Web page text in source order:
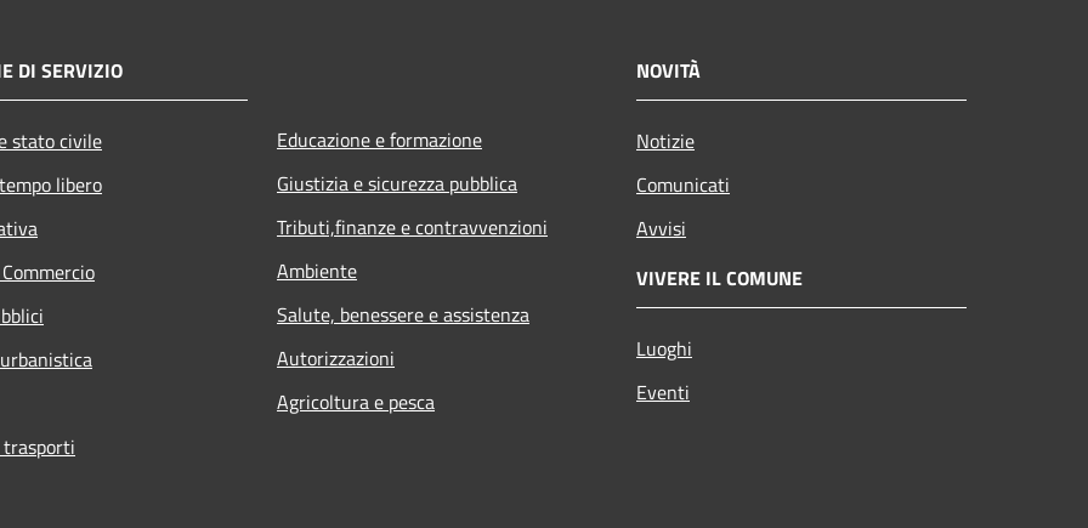
DI SERVIZIO
stato civile
libero
Educazione e formazione
Giustizia e sicurezza pubblica
Tributi,finanze e contravvenzioni
Ambiente
Salute, benessere e assistenza
Autorizzazioni
Agricoltura e pesca
NOVITÀ
Notizie
Comunicati
Avvisi
VIVERE IL COMUNE
Luoghi
Eventi